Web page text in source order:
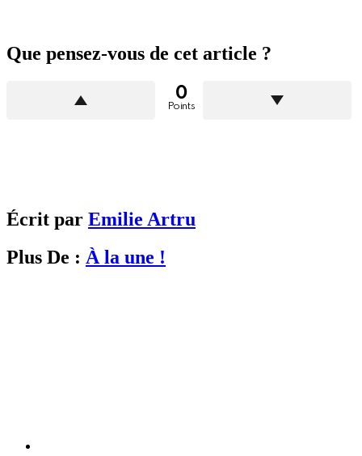
Que pensez-vous de cet article ?
0
Points
Écrit par Emilie Artru
Plus De : À la une !